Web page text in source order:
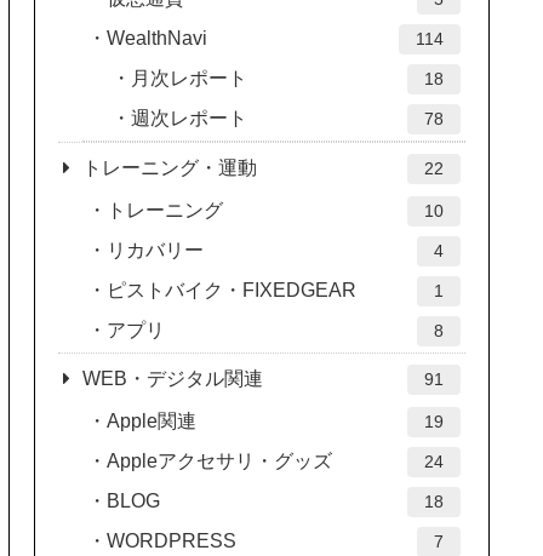
WealthNavi 114
月次レポート 18
週次レポート 78
トレーニング・運動 22
トレーニング 10
リカバリー 4
ピストバイク・FIXEDGEAR 1
アプリ 8
WEB・デジタル関連 91
Apple関連 19
Appleアクセサリ・グッズ 24
BLOG 18
WORDPRESS 7